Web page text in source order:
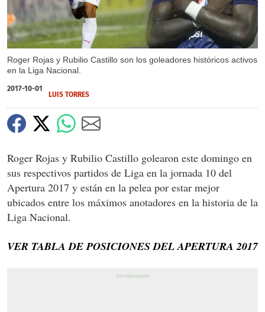
Roger Rojas y Rubilio Castillo son los goleadores históricos activos
en la Liga Nacional.
2017-10-01
LUIS TORRES
Roger Rojas y Rubilio Castillo golearon este domingo en
sus respectivos partidos de Liga en la jornada 10 del
Apertura 2017 y están en la pelea por estar mejor
ubicados entre los máximos anotadores en la historia de la
Liga Nacional.
VER TABLA DE POSICIONES DEL APERTURA 2017